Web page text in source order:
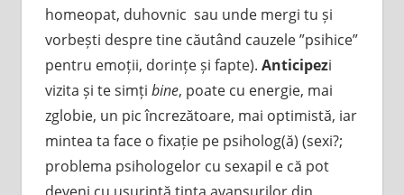
homeopat, duhovnic sau unde mergi tu și
vorbești despre tine căutând cauzele ”psihice”
pentru emoții, dorințe și fapte). Anticipezi
vizita și te simți bine, poate cu energie, mai
zglobie, un pic încrezătoare, mai optimistă, iar
mintea ta face o fixație pe psiholog(ă) (sexi?;
problema psihologelor cu sexapil e că pot